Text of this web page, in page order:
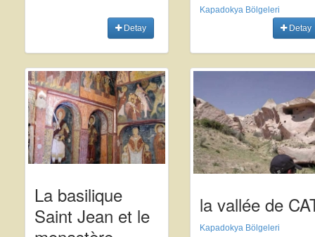
Detay
Kapadokya Bölgeleri
Detay
La basilique
Saint Jean et le
la vallée de
Kapadokya Bölgeleri